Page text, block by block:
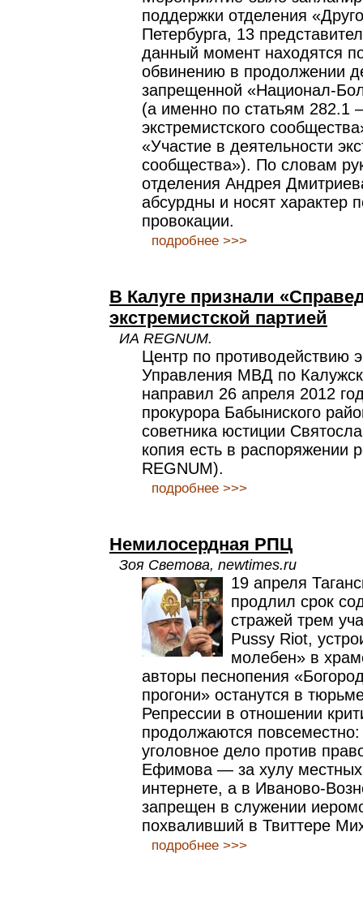
поддержки отделения
Петербурга, 13
данный момент находятся
обвинению в продолжении
запрещенной «Национал-
(а именно по статьям 282.1
экстремистского
«Участие в деятельности
сообщества»). По словам
отделения Андрея
абсурдны и носят характер
провокации.
подробнее >>>
В Калуге признали
экстремистской партией
ИА REGNUM.
Центр по противодействию
Управления МВД по
направил 26 апреля 2012
прокурора Бабыниского
советника юстиции
копия есть в распоряжении
REGNUM).
подробнее >>>
Немилосердная РПЦ
Зоя Светова, newtimes.ru
19 апреля
продлил срок
стражей трем
Pussy Riot,
молебен» в
авторы песнопения
прогони» останутся в
Репрессии в отношении
продолжаются
уголовное дело против
Ефимова — за хулу
интернете, а в Иваново-
запрещен в служении
похваливший в Твиттере
подробнее >>>